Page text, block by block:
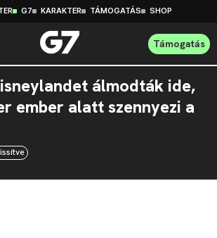
G7 KARAKTER TÁMOGATÁS SHOP
Támogatás
álmodták ide,
ember alatt szennyezi a